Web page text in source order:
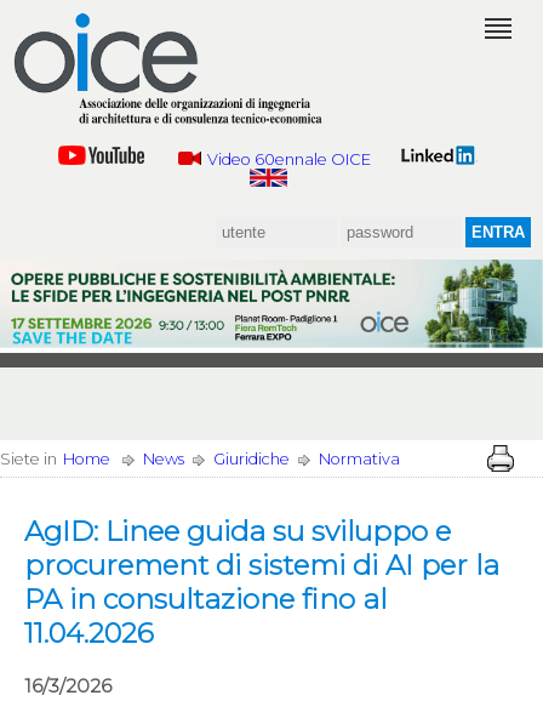
Video 60ennale OICE
Siete in Home News Giuridiche Normativa
AgID: Linee guida su sviluppo e
procurement di sistemi di AI per la
PA in consultazione fino al
11.04.2026
16/3/2026